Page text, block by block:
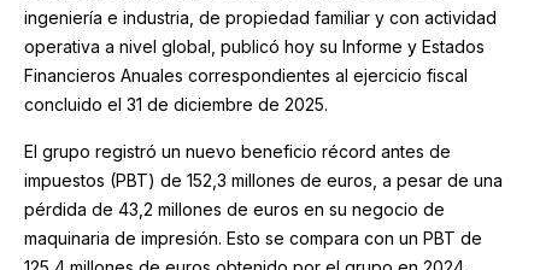
ingeniería e industria, de propiedad familiar y con actividad
operativa a nivel global, publicó hoy su Informe y Estados
Financieros Anuales correspondientes al ejercicio fiscal
concluido el 31 de diciembre de 2025.
El grupo registró un nuevo beneficio récord antes de
impuestos (PBT) de 152,3 millones de euros, a pesar de una
pérdida de 43,2 millones de euros en su negocio de
maquinaria de impresión. Esto se compara con un PBT de